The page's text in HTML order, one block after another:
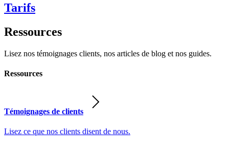
Tarifs
Ressources
Lisez nos témoignages clients, nos articles de blog et nos guides.
Ressources
Témoignages de clients
Lisez ce que nos clients disent de nous.